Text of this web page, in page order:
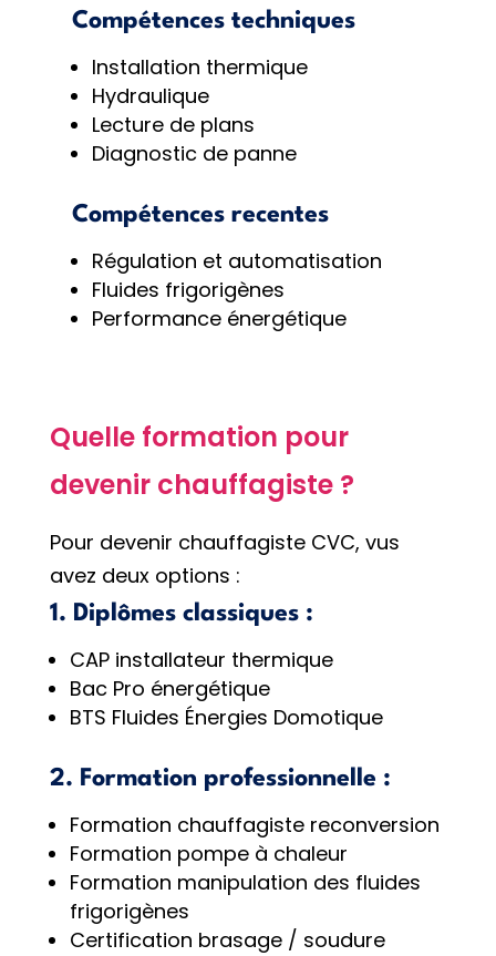
Compétences techniques
Installation thermique
Hydraulique
Lecture de plans
Diagnostic de panne
Compétences recentes
Régulation et automatisation
Fluides frigorigènes
Performance énergétique
Quelle formation pour
devenir chauffagiste ?
Pour devenir chauffagiste CVC, vus
avez deux options :
1. Diplômes classiques :
CAP installateur thermique
Bac Pro énergétique
BTS Fluides Énergies Domotique
2. Formation professionnelle :
Formation chauffagiste reconversion
Formation pompe à chaleur
Formation manipulation des fluides
frigorigènes
Certification brasage / soudure